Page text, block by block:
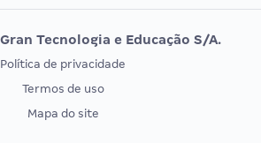
Vunesp
EXAME DE ORDEM
Tecnologia e Educação S/A.
Política de privacidade
Termos de uso
Mapa do site